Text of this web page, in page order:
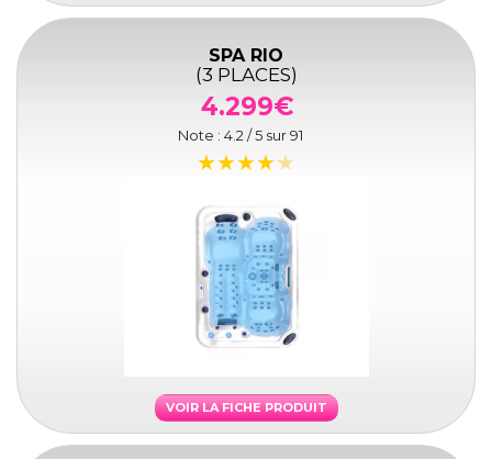
SPA RIO
(3 PLACES)
4.299€
Note : 4.2 / 5 sur91
VOIR LA FICHE PRODUIT